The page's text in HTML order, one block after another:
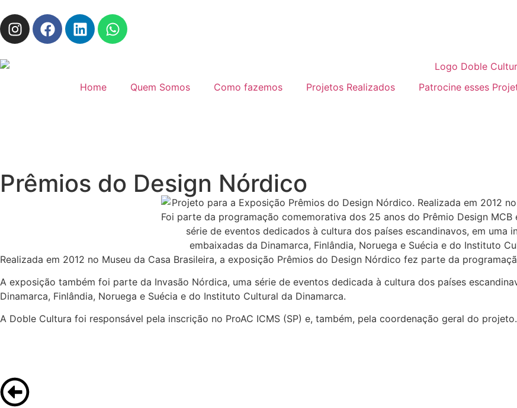
Home Quem Somos Como fazemos Projetos Realizados Patrocine esses
Prêmios do Design Nórdico
Realizada em 2012 no Museu da Casa Brasileira, a exposição Prêmios do Design Nórdico fez parte da
A exposição também foi parte da Invasão Nórdica, uma série de eventos dedicada à cultura dos países
Dinamarca, Finlândia, Noruega e Suécia e do Instituto Cultural da Dinamarca.
A Doble Cultura foi responsável pela inscrição no ProAC ICMS (SP) e, também, pela coordenação geral do projeto.